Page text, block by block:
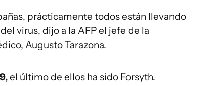
prácticamente todos están llevando
virus, dijo a la AFP el jefe de la
Augusto Tarazona.
el último de ellos ha sido Forsyth.